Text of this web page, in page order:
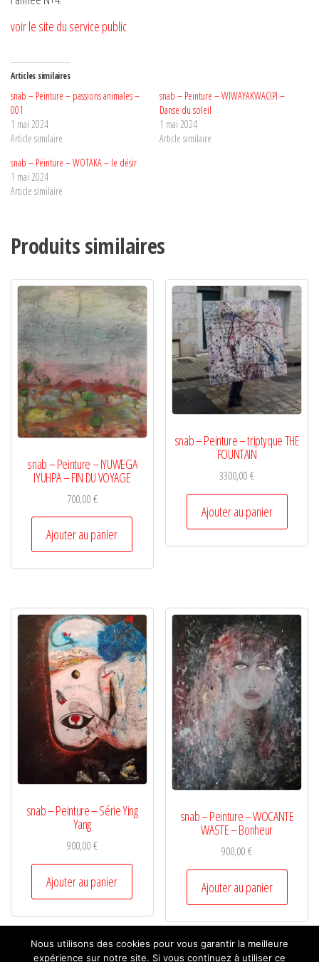
voir le site du service public
Articles similaires
snab – Peinture – passions animales –
001
1 mai 2024
Article similaire
snab – Peinture – WIWAYAKWACIPI –
Danse du soleil
1 mai 2024
Article similaire
snab – Peinture – WOTAKA – le désir
1 mai 2024
Article similaire
Produits similaires
snab – Peinture – IYUWEGA
IYUHPA – FIN DU VOYAGE
700,00€
Ajouter au panier
snab – Peinture – triptyque THE
FOUNTAIN
3300,00€
Ajouter au panier
snab – Peinture – Série Ying
Yang
900,00€
Ajouter au panier
snab – Peinture – WOCANTE
WASTE – Bonheur
900,00€
Ajouter au panier
Nous utilisons des cookies pour vous garantir la meilleure
expérience sur notre site. Si vous continuez à utiliser ce